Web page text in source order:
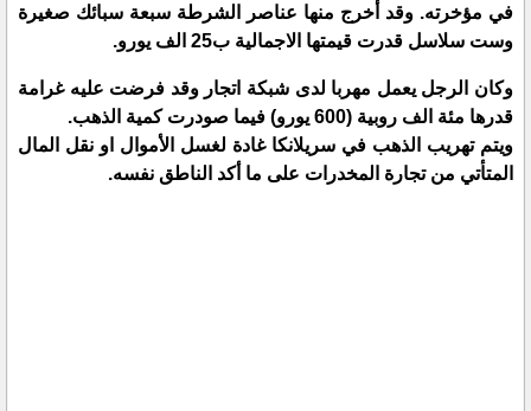
في مؤخرته. وقد أخرج منها عناصر الشرطة سبعة سبائك صغيرة
وست سلاسل قدرت قيمتها الاجمالية ب25 الف يورو.
وكان الرجل يعمل مهربا لدى شبكة اتجار وقد فرضت عليه غرامة
قدرها مئة الف روبية (600 يورو) فيما صودرت كمية الذهب.
ويتم تهريب الذهب في سريلانكا غادة لغسل الأموال او نقل المال
المتأتي من تجارة المخدرات على ما أكد الناطق نفسه.